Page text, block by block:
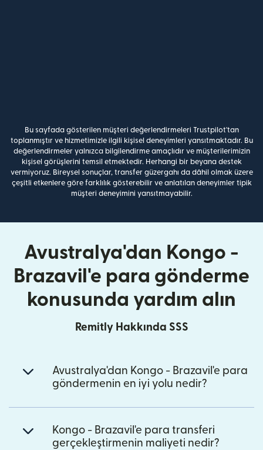
Bu sayfada gösterilen müşteri değerlendirmeleri Trustpilot'tan
toplanmıştır ve hizmetimizle ilgili kişisel deneyimleri yansıtmaktadır. Bu
değerlendirmeler yalnızca bilgilendirme amaçlıdır ve müşterilerimizin
kişisel görüşlerini temsil etmektedir. Herhangi bir beyana destek
vermiyoruz. Bireysel sonuçlar, transfer güzergahı da dâhil olmak üzere
çeşitli etkenlere göre farklılık gösterebilir ve anlatılan deneyimler tipik
müşteri deneyimini yansıtmayabilir.
Avustralya'dan Kongo -
Brazavil'e para gönderme
konusunda yardım alın
Remitly Hakkında SSS
Avustralya'dan Kongo - Brazavil'e para
göndermenin en iyi yolu nedir?
Kongo - Brazavil'e para transferi
gerçekleştirmenin maliyeti nedir?